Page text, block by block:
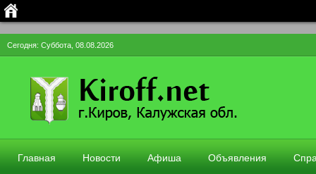
Сегодня: Суббота, 08.08.2026
Главная Новости Афиша Объявления